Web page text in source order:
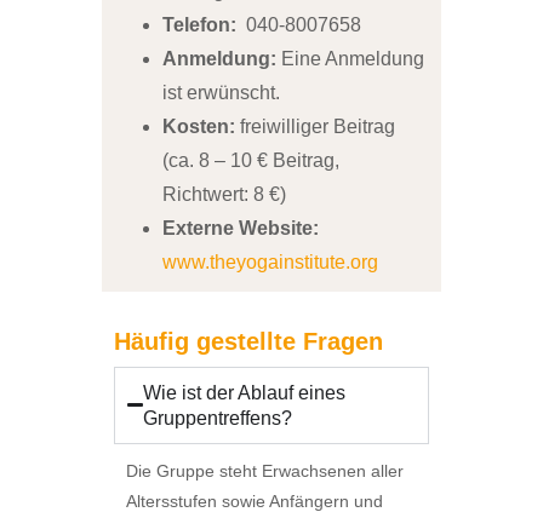
Telefon: 040-8007658
Anmeldung: Eine Anmeldung
ist erwünscht.
Kosten: freiwilliger Beitrag
(ca. 8 – 10 € Beitrag,
Richtwert: 8 €)
Externe Website:
www.theyogainstitute.org
Häufig gestellte Fragen
Wie ist der Ablauf eines
Gruppentreffens?
Die Gruppe steht Erwachsenen aller
Altersstufen sowie Anfängern und